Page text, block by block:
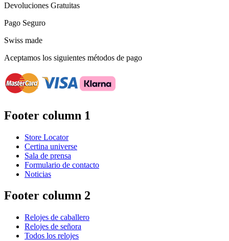
Devoluciones Gratuitas
Pago Seguro
Swiss made
Aceptamos los siguientes métodos de pago
Footer column 1
Store Locator
Certina universe
Sala de prensa
Formulario de contacto
Noticias
Footer column 2
Relojes de caballero
Relojes de señora
Todos los relojes